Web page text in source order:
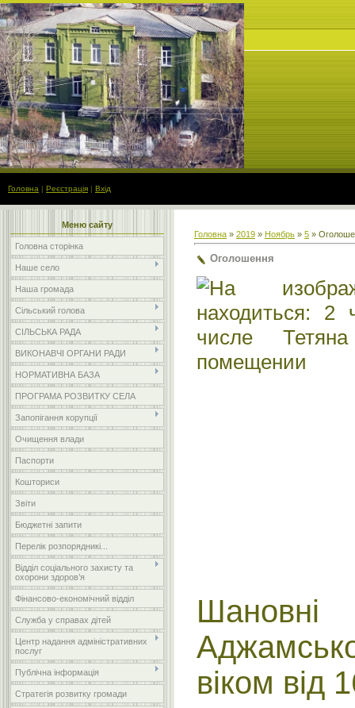
Головна | Реєстрація | Вхід
Меню сайту
Головна сторінка
Наше село
Наша громада
Сільський голова
СІЛЬСЬКА РАДА
ВИКОНАВЧІ ОРГАНИ РАДИ
НОРМАТИВНА БАЗА
ПРОГРАМА РОЗВИТКУ СЕЛА
Запопігання корупції
Очищення влади
Паспорти
Кошториси
Звіти
Бюджетні запити
Перелік розпорядникі...
Відділ соціального захисту та
охорони здоров’я
Фінансово-економічний відділ
Служба у справах дітей
Центр надання адміністративних
послуг
Публічна інформація
Стратегія розвитку громади
Головна » 2019 » Ноябрь » 5 »
Оголошення
віком від